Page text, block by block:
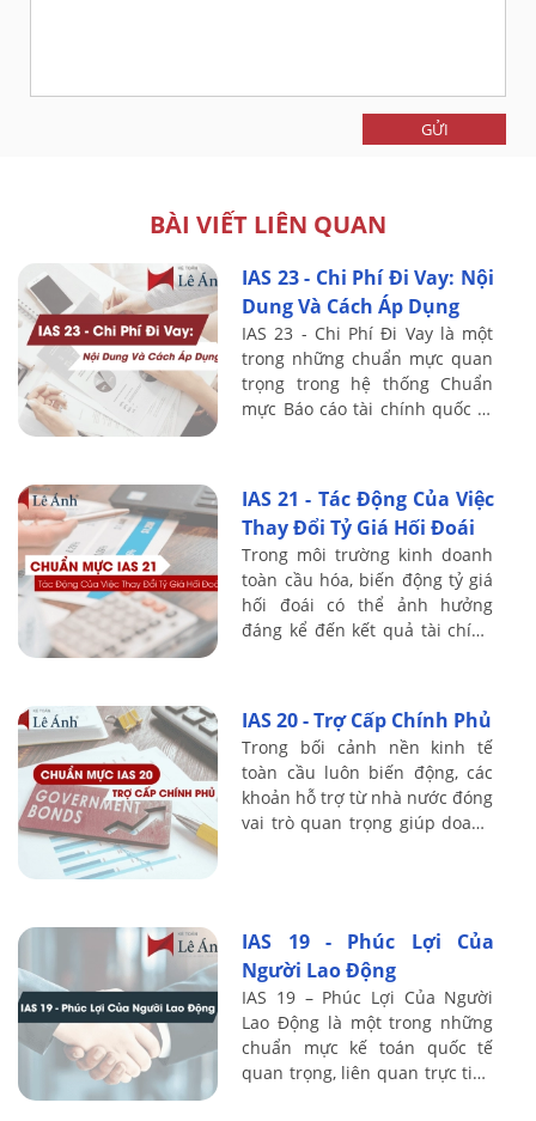
GỬI
BÀI VIẾT LIÊN QUAN
IAS 23 - Chi Phí Đi Vay: Nội
Dung Và Cách Áp Dụng
IAS 23 - Chi Phí Đi Vay là một
trong những chuẩn mực quan
trọng trong hệ thống Chuẩn
mực Báo cáo tài chính quốc tế
IAS 21 - Tác Động Của Việc
Thay Đổi Tỷ Giá Hối Đoái
Trong môi trường kinh doanh
toàn cầu hóa, biến động tỷ giá
hối đoái có thể ảnh hưởng
đáng kể đến kết quả tài chính
IAS 20 - Trợ Cấp Chính Phủ
Trong bối cảnh nền kinh tế
toàn cầu luôn biến động, các
khoản hỗ trợ từ nhà nước đóng
vai trò quan trọng giúp doanh
IAS 19 - Phúc Lợi Của
Người Lao Động
IAS 19 – Phúc Lợi Của Người
Lao Động là một trong những
chuẩn mực kế toán quốc tế
quan trọng, liên quan trực tiếp